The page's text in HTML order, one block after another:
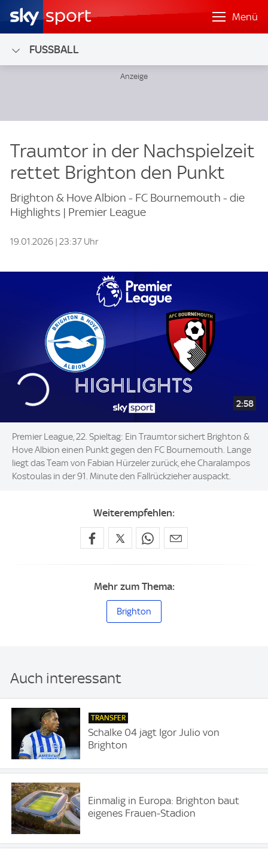
Menü
FUSSBALL
Traumtor in der Nachspielzeit
rettet Brighton den Punkt
Brighton & Hove Albion - FC Bournemouth - die
Highlights | Premier League
19.01.2026 | 23:37 Uhr
2:58
Premier League, 22. Spieltag: Ein Traumtor sichert Brighton &
Hove Albion einen Punkt gegen den FC Bournemouth. Lange
liegt das Team von Fabian Hürzeler zurück, ehe Charalampos
Kostoulas in der 91. Minute den Fallrückzieher auspackt.
Weiterempfehlen:
Mehr zum Thema:
Brighton
Auch interessant
TRANSFER
Schalke 04 jagt Igor Julio von
Brighton
Einmalig in Europa: Brighton baut
eigenes Frauen-Stadion